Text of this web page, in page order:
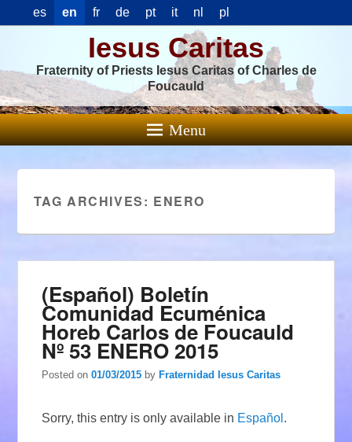
es en fr de pt it nl pl
Iesus Caritas
Fraternity of Priests Iesus Caritas of Charles de
Foucauld
Menu
TAG ARCHIVES: ENERO
(Español) Boletín
Comunidad Ecuménica
Horeb Carlos de Foucauld
Nº 53 ENERO 2015
Posted on01/03/2015 by Fraternidad Iesus Caritas
Sorry, this entry is only available in Español .